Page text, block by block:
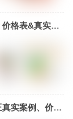
格表&真实案
实案例、价格